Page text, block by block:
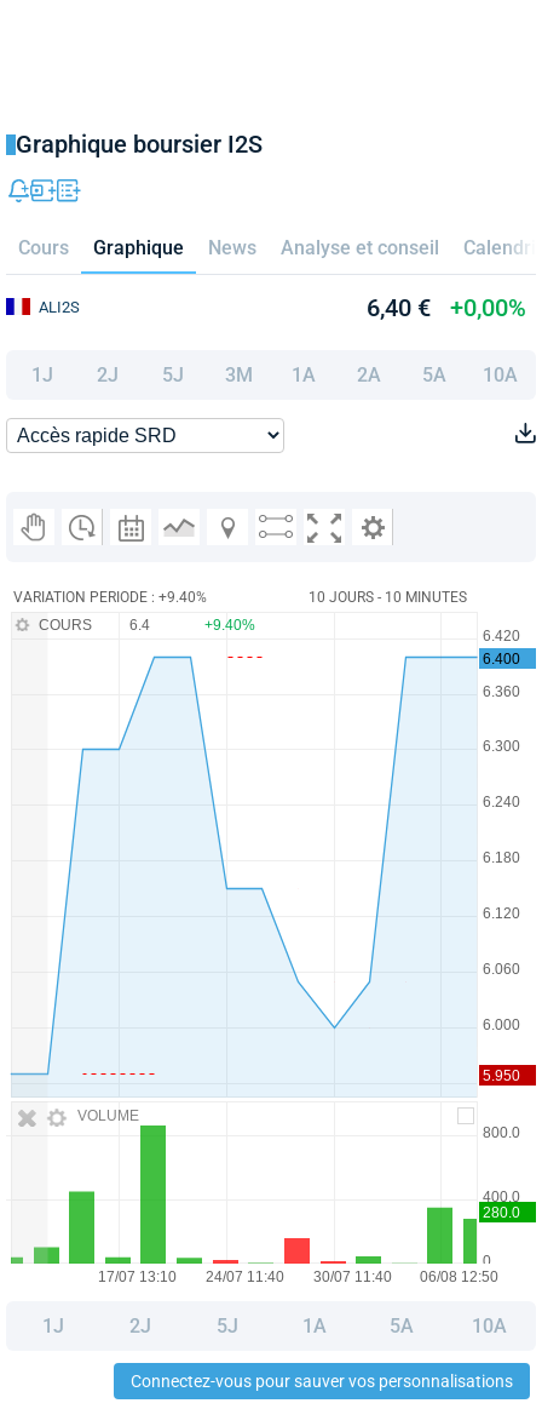
Graphique boursier I2S
Cours Graphique News Analyse et conseil
ALI2S 6,40 € +0,00%
1J 2J 5J 3M 1A 2A 5A 10A
VARIATION PERIODE : +9.40% 10 JOURS - 10 MINUTES
VOLUME
COURS 6.4 +9.40%
1J 2J 5J 1A 5A 10A
Connectez-vous pour sauver vos personnalisations